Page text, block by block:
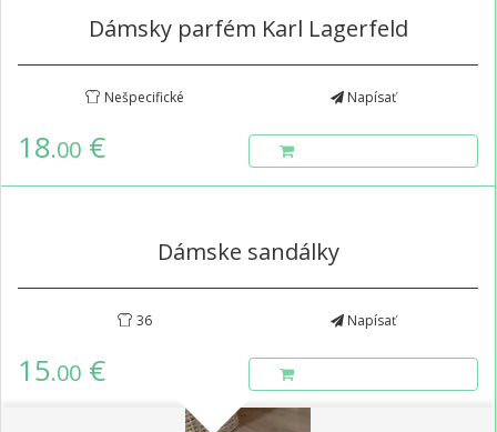
Dámsky parfém Karl Lagerfeld
Nešpecifické Napísať
18.00 €
Dámske sandálky
36 Napísať
15.00 €